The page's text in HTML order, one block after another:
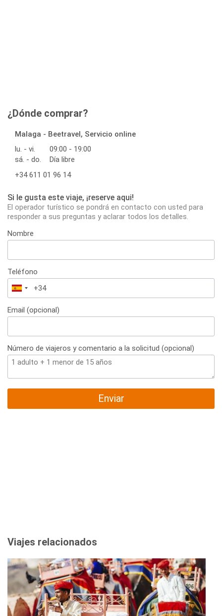
¿Dónde comprar?
Malaga - Beetravel, Servicio online
lu. - vi.
09:00 - 19:00
sá. - do.
Día libre
+34 611 01 96 14
Si le gusta este viaje, ¡reserve aqui!
El operador turístico se pondrá en contacto con usted para
responder a sus preguntas y aclarar todos los detalles.
Nombre
Teléfono
España
+34
Email (opcional)
Número de viajeros y comentario a la solicitud (opcional)
Enviar
Viajes relacionados